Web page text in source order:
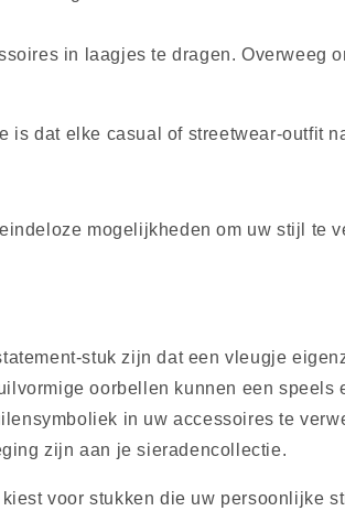
in laagjes te dragen. Overweeg
dat elke casual of streetwear-outfit
mogelijkheden om uw stijl te
stuk zijn dat een vleugje
oorbellen kunnen een
in uw accessoires te
zijn aan je sieradencollectie.
voor stukken die uw persoonlijke